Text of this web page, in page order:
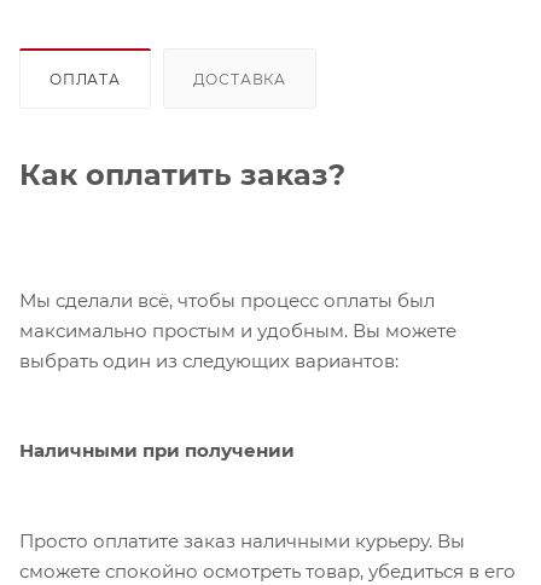
ОПЛАТА ДОСТАВКА
Как оплатить заказ?
Мы сделали всё, чтобы процесс оплаты был
максимально простым и удобным. Вы можете
выбрать один из следующих вариантов:
Наличными при получении
Просто оплатите заказ наличными курьеру. Вы
сможете спокойно осмотреть товар, убедиться в его